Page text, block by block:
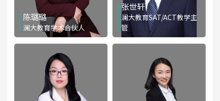
陈璐璐
澜大教育学术合伙人
免费咨询
张世轩
澜大教育SAT/ACT教学主
管
免费咨询